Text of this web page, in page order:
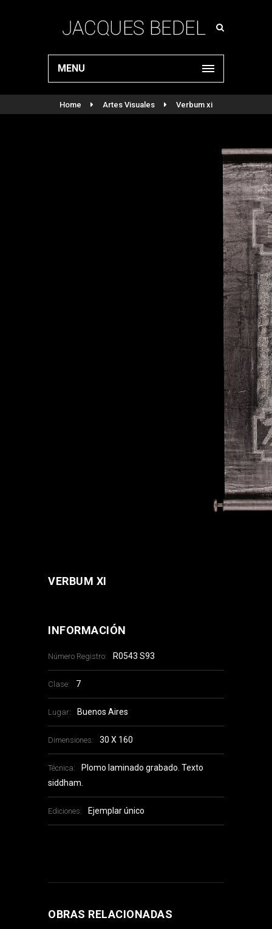
MENU
Home Artes Visuales Verbum xi
VERBUM XI
INFORMACIÓN
Número Registro: R0543 S93
Clase: 7
Lugar: Buenos Aires
Dimensiones: 30 X 160
Técnica:
Plomo laminado grabado. Texto
siddham.
Ediciones: Ejemplar único
OBRAS RELACIONADAS